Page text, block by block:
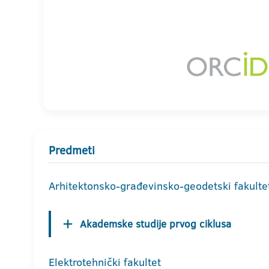
Predmeti
Arhitektonsko-građevinsko-geodetski
Akademske studije prvog ciklusa
Elektrotehnički fakultet